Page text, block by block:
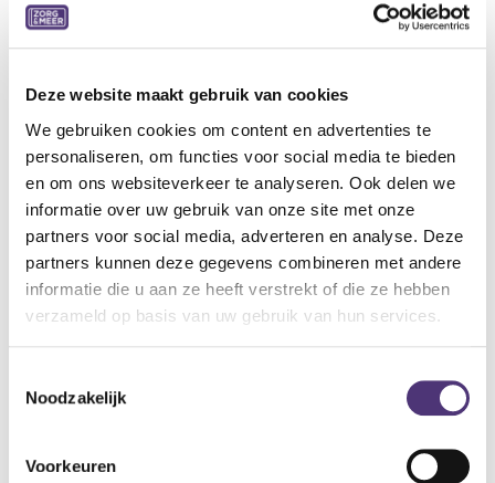
Deze website maakt gebruik van cookies
We gebruiken cookies om content en advertenties te
personaliseren, om functies voor social media te bieden
en om ons websiteverkeer te analyseren. Ook delen we
informatie over uw gebruik van onze site met onze
partners voor social media, adverteren en analyse. Deze
partners kunnen deze gegevens combineren met andere
informatie die u aan ze heeft verstrekt of die ze hebben
verzameld op basis van uw gebruik van hun services.
Noodzakelijk
Voorkeuren
Zonder hinderlijke naden, verstevigde hiel
Ideale pantoffel voor combinatie met zwachtels
Indicaties:
Normale tot gevoelige voeten
Hallux valgus
Hamer- en klauwtenen
Metatarsalgie
Specificaties:
Weefsel: Zachte nylon
Binnenzool: Uitneembaar (inlegzool Tecnica S AIR)
Verpakking: per paar